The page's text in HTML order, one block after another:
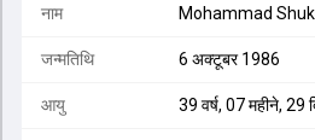
नाम Mohammad
जन्मतिथि 6 अक्टूबर 1986
आयु 39 वर्ष, 07 महीने, 29